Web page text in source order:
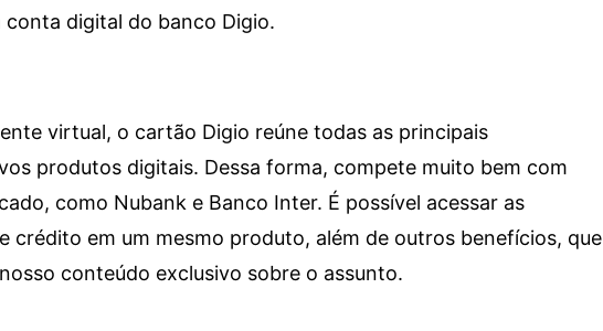
digital do banco Digio.
virtual, o cartão Digio reúne todas as principais
produtos digitais. Dessa forma, compete muito bem com
como Nubank e Banco Inter. É possível acessar as
crédito em um mesmo produto, além de outros benefícios, que
conteúdo exclusivo sobre o assunto.